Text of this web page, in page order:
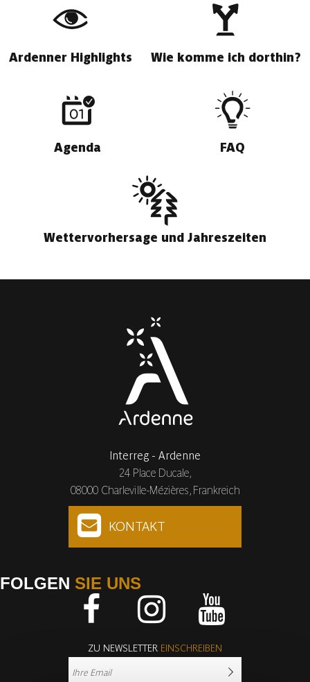
Ardenner Highlights Wie komme ich dorthin?
Agenda FAQ
Wettervorhersage und Jahreszeiten
Interreg - Ardenne
24 Place Ducale,
08000 Charleville-Mézières, Frankreich
KONTAKT
FOLGEN SIE UNS
ZU NEWSLETTER EINSCHREIBEN